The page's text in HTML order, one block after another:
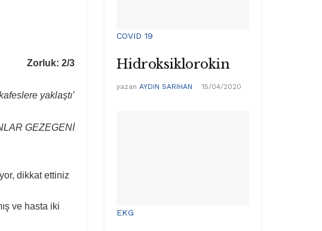
Zorluk: 2/3
yaklaştı’
GEZEGENİ
dikkat ettiniz
ve hasta iki
COVID 19
Hidroksiklorokin
yazan AYDIN SARIHAN 15/04/2020
EKG